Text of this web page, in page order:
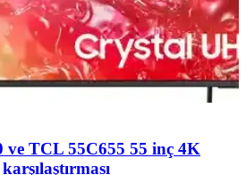
ve TCL 55C655 55 inç 4K